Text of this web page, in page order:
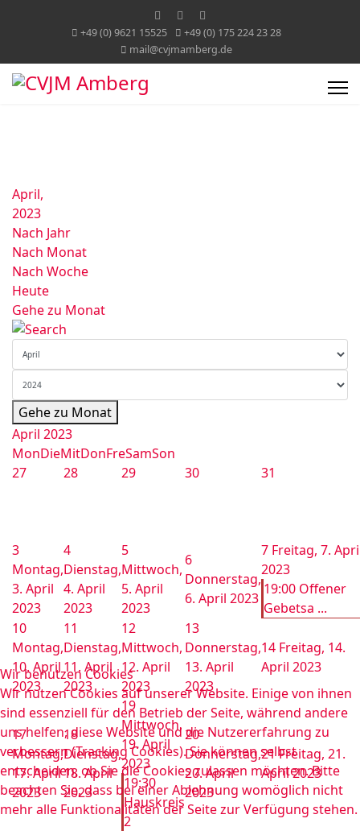
+49 (0) 9621 15525
+49 (0) 175 224 23 28
mail@cvjmamberg.de
April,
2023
Nach Jahr
Nach Monat
Nach Woche
Heute
Gehe zu Monat
Gehe zu Monat
April 2023
MonDieMitDonFreSamSon
27
28 29 30 31
3
Montag,
3. April
2023
4
Dienstag,
4. April
2023
5
Mittwoch,
5. April
2023
6
Donnerstag,
6. April 2023
7 Freitag, 7.
2023
19:00 Offener
Gebetsa ...
10
Montag,
10. April
2023
11
Dienstag,
11. April
2023
12
Mittwoch,
12. April
2023
13
Donnerstag,
13. April
2023
14 Freitag, 14.
April 2023
17
Montag,
17. April
2023
18
Dienstag,
18. April
2023
19
Mittwoch,
19. April
2023
19:30
Hauskreis
2
20
Donnerstag,
20. April
2023
21Freitag, 21.
April 2023
Wir benutzen Cookies
Wir nutzen Cookies auf unserer Website. Einige von ihnen
sind essenziell für den Betrieb der Seite, während andere
uns helfen, diese Website und die Nutzererfahrung zu
verbessern (Tracking Cookies). Sie können selbst
entscheiden, ob Sie die Cookies zulassen möchten. Bitte
beachten Sie, dass bei einer Ablehnung womöglich nicht
mehr alle Funktionalitäten der Seite zur Verfügung stehen.